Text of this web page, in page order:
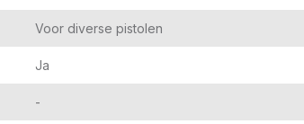
Voor diverse pistolen
Ja
-